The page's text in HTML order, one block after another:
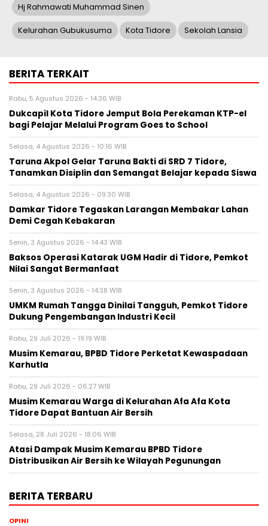
Hj Rahmawati Muhammad Sinen
Kelurahan Gubukusuma Kota Tidore Sekolah Lansia
BERITA TERKAIT
Rabu, 5 Agustus 2026 - 14:36 WIB
Dukcapil Kota Tidore Jemput Bola Perekaman KTP-el
bagi Pelajar Melalui Program Goes to School
Selasa, 4 Agustus 2026 - 10:16 WIB
Taruna Akpol Gelar Taruna Bakti di SRD 7 Tidore,
Tanamkan Disiplin dan Semangat Belajar kepada Siswa
Selasa, 4 Agustus 2026 - 09:30 WIB
Damkar Tidore Tegaskan Larangan Membakar Lahan
Demi Cegah Kebakaran
Senin, 3 Agustus 2026 - 14:43 WIB
Baksos Operasi Katarak UGM Hadir di Tidore, Pemkot
Nilai Sangat Bermanfaat
Senin, 3 Agustus 2026 - 14:38 WIB
UMKM Rumah Tangga Dinilai Tangguh, Pemkot Tidore
Dukung Pengembangan Industri Kecil
Rabu, 29 Juli 2026 - 19:19 WIB
Musim Kemarau, BPBD Tidore Perketat Kewaspadaan
Karhutla
Rabu, 29 Juli 2026 - 06:27 WIB
Musim Kemarau Warga di Kelurahan Afa Afa Kota
Tidore Dapat Bantuan Air Bersih
Selasa, 28 Juli 2026 - 18:06 WIB
Atasi Dampak Musim Kemarau BPBD Tidore
Distribusikan Air Bersih ke Wilayah Pegunungan
BERITA TERBARU
OPINI